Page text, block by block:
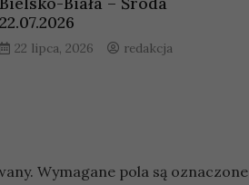
22.07.2026
22 lipca, 2026 redakcja
Wymagane pola są oznaczone